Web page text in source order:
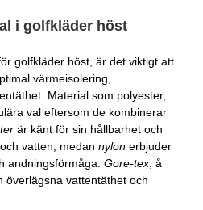
i golfkläder höst
golfkläder höst, är det viktigt att
värmeisolering,
Material som polyester,
val eftersom de kombinerar
är känt för sin hållbarhet och
vatten, medan nylon erbjuder
andningsförmåga. Gore-tex , å
överlägsna vattentäthet och